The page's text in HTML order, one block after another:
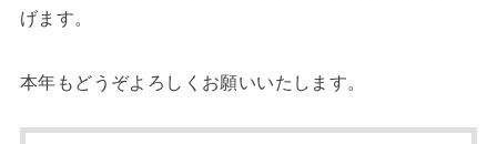
げます。
本年もどうぞよろしくお願いいたします。